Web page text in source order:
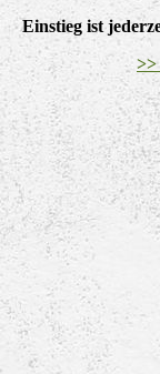
Einstieg ist
>>